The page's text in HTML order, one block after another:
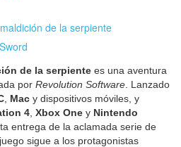
de la serpiente
de la serpiente es una aventura
porRevolution Software . Lanzado
Mac y dispositivos móviles, y
4 ,Xbox One y Nintendo
entrega de la aclamada serie de
sigue a los protagonistas